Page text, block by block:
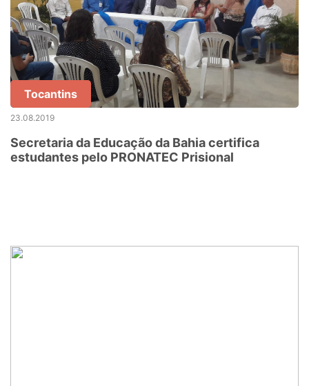
Tocantins
23.08.2019
Secretaria da Educação da Bahia certifica
estudantes pelo PRONATEC Prisional